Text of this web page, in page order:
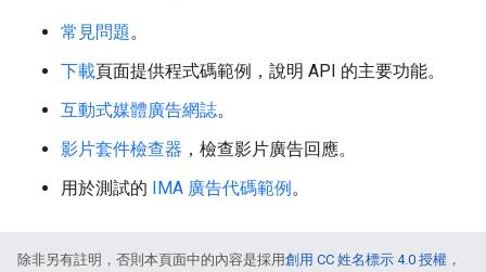
常見問題。
下載頁面提供程式碼範例，說明 API 的主要功能。
互動式媒體廣告網誌。
影片套件檢查器 ，檢查影片廣告回應。
用於測試的 IMA 廣告代碼範例。
除非另有註明，否則本頁面中的內容是採用創用 CC 姓名標示 4.0 授權 ，